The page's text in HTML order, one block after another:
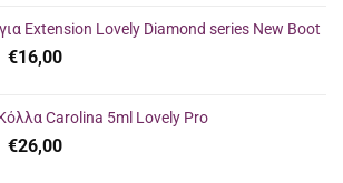
was:
€26,00.
τιμή
είναι:
Extension Lovely Diamond series New Boot
Original
€23,00.
€16,00Η
είναι:
€16,00.
Carolina 5ml Lovely Pro
Original
€26,00Η